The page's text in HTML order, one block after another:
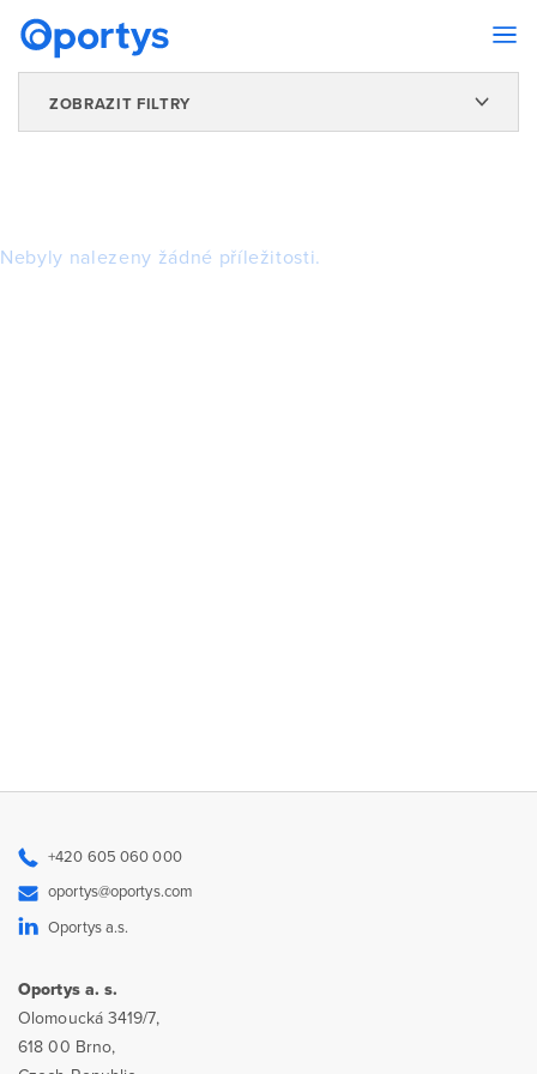
ZOBRAZIT FILTRY
Nebyly nalezeny žádné příležitosti.
+420 605 060 000
oportys@oportys.com
Oportys a.s.
Oportys a. s.
Olomoucká 3419/7,
618 00 Brno,